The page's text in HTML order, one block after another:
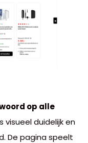
op alle
visueel duidelijk en
De pagina speelt